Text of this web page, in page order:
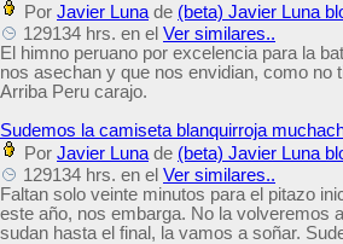
Por Javier Luna de (beta) Javier Luna
129134 hrs. en el Ver similares..
El himno peruano por excelencia para la
nos asechan y que nos envidian, como no
Arriba Peru carajo.
Sudemos la camiseta blanquirroja
Por Javier Luna de (beta) Javier Luna
129134 hrs. en el Ver similares..
Faltan solo veinte minutos para el pitazo
este año, nos embarga. No la volveremos
sudan hasta el final, la vamos a soñar.